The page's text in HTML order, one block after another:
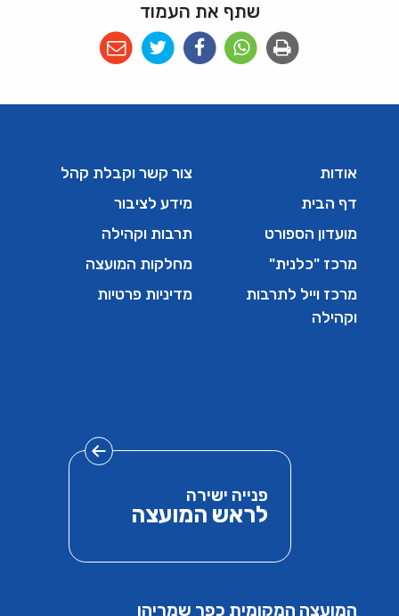
שתף את העמוד
אודות
דף הבית
מועדון הספורט
מרכז "כלנית"
מרכז וייל לתרבות
וקהילה
צור קשר וקבלת קהל
מידע לציבור
תרבות וקהילה
מחלקות המועצה
מדיניות פרטיות
פנייה ישירה
לראש המועצה
המועצה המקומית כפר שמריהו